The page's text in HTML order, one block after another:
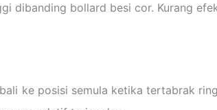
dibanding bollard besi cor. Kurang
ke posisi semula ketika tertabrak